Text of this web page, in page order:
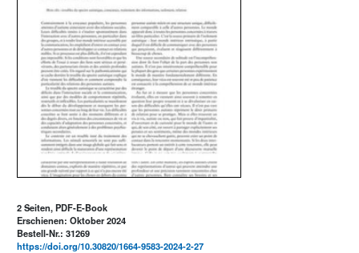
2 Seiten, PDF-E-Book
Erschienen: Oktober 2024
Bestell-Nr.: 31269
https://doi.org/10.30820/1664-9583-2024-2-27